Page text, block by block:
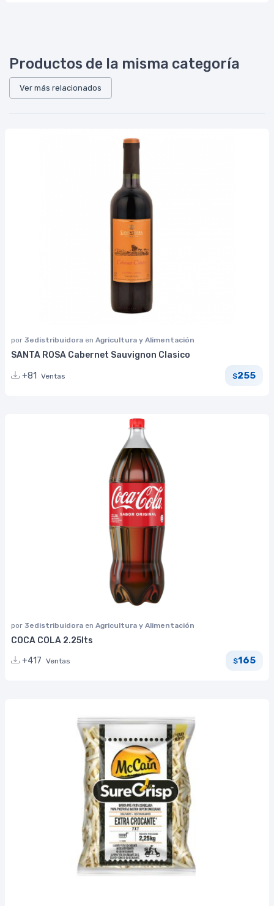
Productos de la misma categoría
Ver más relacionados
por 3edistribuidora en Agricultura y Alimentación
SANTA ROSA Cabernet Sauvignon Clasico
+81
Ventas $255
por 3edistribuidora en Agricultura y Alimentación
COCA COLA 2.25lts
+417 Ventas $165